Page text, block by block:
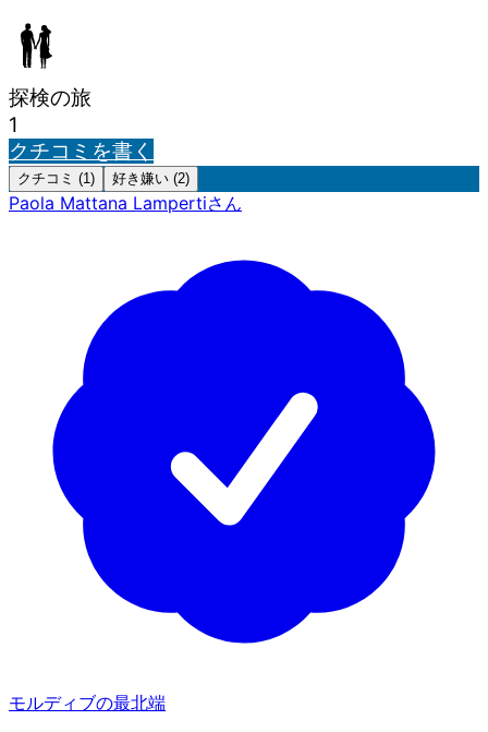
探検の旅
1
クチコミを書く
クチコミ (1) 好き嫌い (2)
Paola Mattana Lampertiさん
モルディブの最北端